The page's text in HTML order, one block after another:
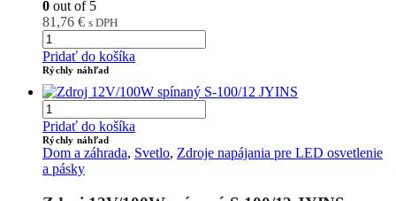
0 out of 5
81,76 € s DPH
Pridať do košíka
Rýchly náhľad
Pridať do košíka
Rýchly náhľad
Dom a záhrada, Svetlo, Zdroje napájania pre LED osvetlenie
a pásky